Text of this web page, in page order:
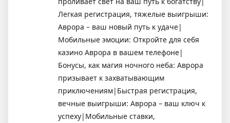
Легкая регистрация, тяжелые выигрыши:
Аврора – ваш новый путь к удаче|
Мобильные эмоции: Откройте для себя
казино Аврора в вашем телефоне|
Бонусы, как магия ночного неба: Аврора
призывает к захватывающим
приключениям|Быстрая регистрация,
вечные выигрыши: Аврора – ваш ключ к
успеху|Мобильные ставки,